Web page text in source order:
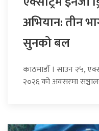
अभियान: तीन
सुनको बल
काठमाडौँ । साउन २५,
२०२६ को अवसरमा